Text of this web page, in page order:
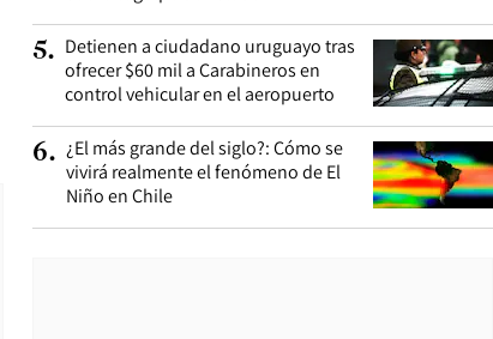
5. Detienen a ciudadano uruguayo tras
ofrecer $60 mil a Carabineros en
control vehicular en el aeropuerto
6. ¿El más grande del siglo?: Cómo se
vivirá realmente el fenómeno de El
Niño en Chile